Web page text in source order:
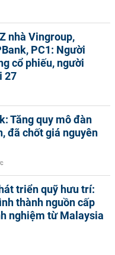
nhà Vingroup,
PC1: Người
cổ phiếu, người
27
Tăng quy mô đàn
đã chốt giá nguyên
triển quỹ hưu trí:
thành nguồn cấp
nghiệm từ Malaysia